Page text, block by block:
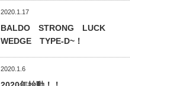
2020.1.17
BALDO STRONG LUCK
WEDGE TYPE-D~！
2020.1.6